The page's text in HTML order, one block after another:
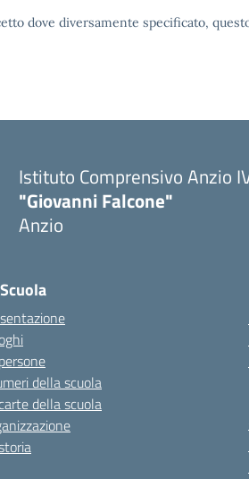
dove diversamente specificato,
Istituto Comprensivo Anzio
"Giovanni Falcone"
Anzio
della scuola
della scuola